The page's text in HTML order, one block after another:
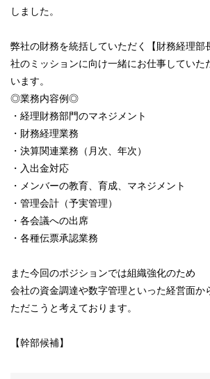
しました。
弊社の財務を統括していただく【財務経理部
社のミッションに向け一緒にお仕事していた
います。
◎業務内容例◎
・経理財務部門のマネジメント
・財務経理業務
・決算関連業務（月次、年次）
・入出金対応
・メンバーの教育、育成、マネジメント
・管理会計（予実管理）
・各会議への出席
・各種伝票承認業務
また今回のポジションでは組織強化のため
会社の資金調達や数字管理といった経営面か
ただこうと考えております。
【幹部候補】